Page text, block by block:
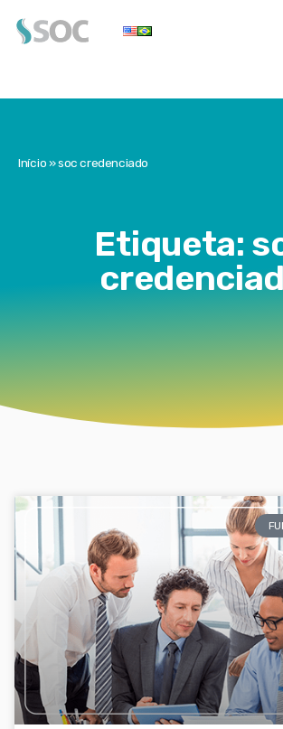
Início»soc credenciado
Etiqueta: